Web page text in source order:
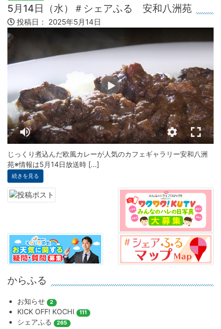
5月14日（水）＃シェアふる 安和八洲苑
投稿日： 2025年5月14日
じっくり煮込んだ欧風カレーが人気のカフェギャラリー安和八洲
苑※情報は5月14日放送時 [...]
続きを見る
からふる
お知らせ 2
KICK OFF! KOCHI 111
シェアふる 265